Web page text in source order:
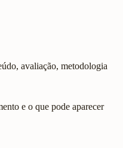
avaliação, metodologia
e o que pode aparecer